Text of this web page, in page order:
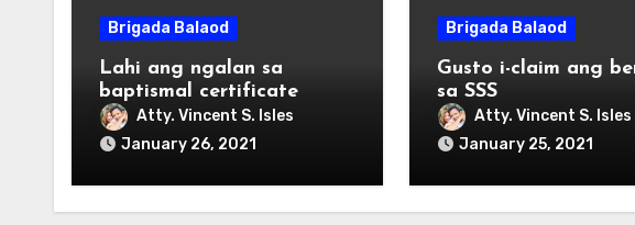
Brigada Balaod
Lahi ang ngalan sa
baptismal certificate
Atty. Vincent S. Isles
January 26, 2021
Brigada Balaod
Gusto i-claim ang
sa SSS
Atty. Vincent S. Isles
January 25, 2021